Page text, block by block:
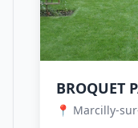
BROQUET
📍 Marcilly-